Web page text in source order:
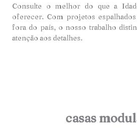
Consulte o melhor do que a
oferecer. Com projetos
fora do país, o nosso trabalho
atenção aos detalhes.
casas